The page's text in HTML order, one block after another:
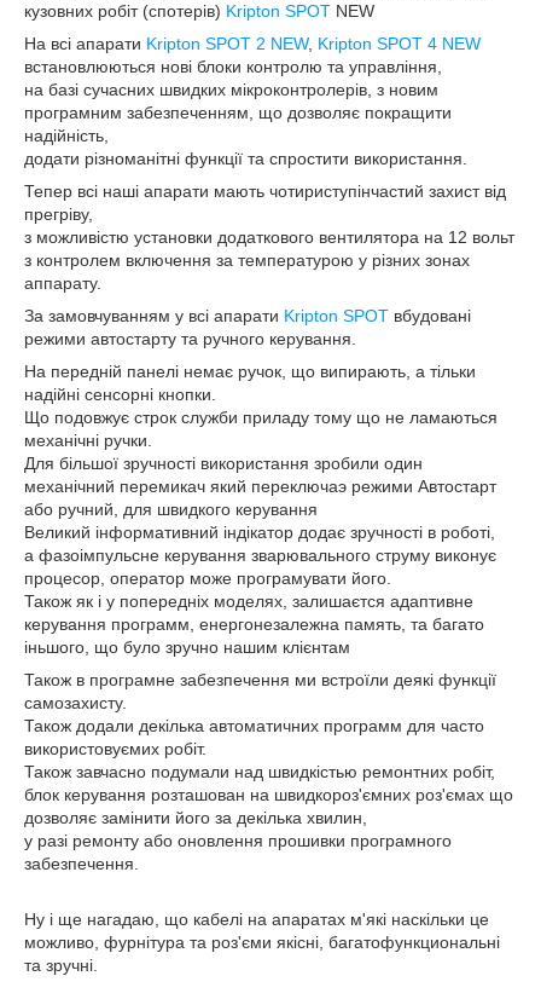
кузовних робіт (спотерів) Kripton SPOT NEW
На всі апарати Kripton SPOT 2 NEW, Kripton SPOT 4 NEW
встановлюються нові блоки контролю та управління,
на базі сучасних швидких мікроконтролерів, з новим
програмним забезпеченням, що дозволяє покращити
надійність,
додати різноманітні функції та спростити використання.
Тепер всі наші апарати мають чотириступінчастий захист від
прегріву,
з можливістю установки додаткового вентилятора на 12 вольт
з контролем включення за температурою у різних зонах
аппарату.
За замовчуванням у всі апарати Kripton SPOT вбудовані
режими автостарту та ручного керування.
На передній панелі немає ручок, що випирають, а тільки
надійні сенсорні кнопки.
Що подовжує строк служби приладу тому що не ламаються
механічні ручки.
Для більшої зручності використання зробили один
механічний перемикач який переключаэ режими Автостарт
або ручний, для швидкого керування
Великий інформативний індікатор додає зручності в роботі,
а фазоімпульсне керування зварювального струму виконує
процесор, оператор може програмувати його.
Також як і у попередніх моделях, залишаєтся адаптивне
керування программ, енергонезалежна память, та багато
іньшого, що було зручно нашим клієнтам
Також в програмне забезпечення ми встроїли деякі функції
самозахисту.
Також додали декілька автоматичних программ для часто
використовуємих робіт.
Також завчасно подумали над швидкістью ремонтних робіт,
блок керування розташован на швидкороз'ємних роз'ємах що
дозволяє замінити його за декілька хвилин,
у разі ремонту або оновлення прошивки програмного
забезпечення.
Ну і ще нагадаю, що кабелі на апаратах м'які наскільки це
можливо, фурнітура та роз'єми якісні, багатофункциональні
та зручні.